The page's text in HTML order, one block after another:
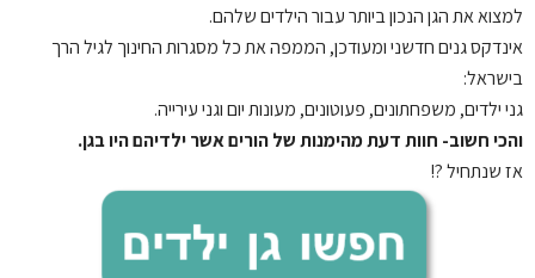
למצוא את הגן הנכון ביותר עבור הילדים שלהם.
אינדקס גנים חדשני ומעודכן, הממפה את כל מסגרות החינוך לגיל הרך
בישראל:
גני ילדים, משפחתונים, פעוטונים, מעונות יום וגני עירייה.
והכי חשוב- חוות דעת מהימנות של הורים אשר ילדיהם היו בגן.
אז שנתחיל ?!